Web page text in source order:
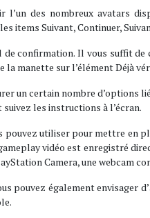
l’un des nombreux avatars
items Suivant, Continuer,
confirmation. Il vous suffit
manette sur l’élément Déjà
un certain nombre
les instructions à l’écran.
pouvez utiliser pour mettre en
vidéo est enregistré
Camera, une webcam
pouvez également envisager